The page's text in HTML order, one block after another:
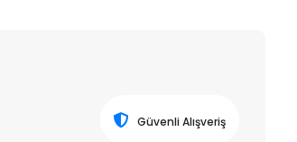
Güvenli Alışveriş